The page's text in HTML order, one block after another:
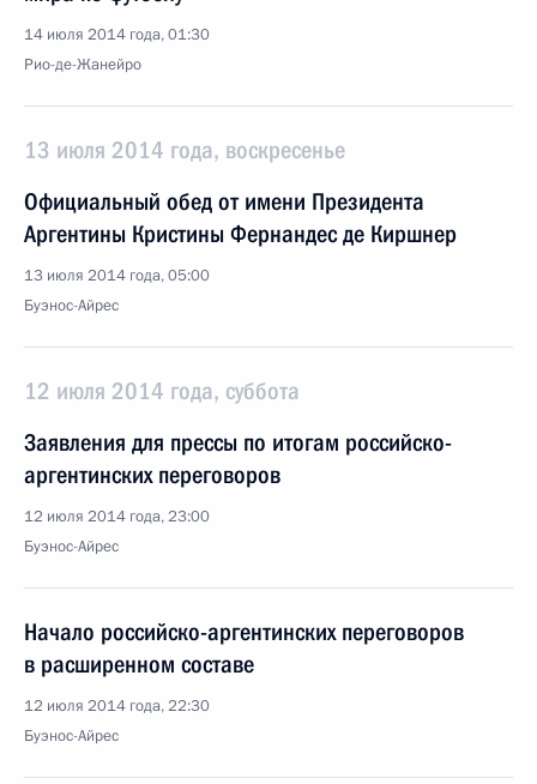
14 июля 2014 года, 01:30
Рио-де-Жанейро
13 июля 2014 года, воскресенье
Официальный обед от имени Президента
Аргентины Кристины Фернандес де Киршнер
13 июля 2014 года, 05:00
Буэнос-Айрес
12 июля 2014 года, суббота
Заявления для прессы по итогам российско-
аргентинских переговоров
12 июля 2014 года, 23:00
Буэнос-Айрес
Начало российско-аргентинских переговоров
в расширенном составе
12 июля 2014 года, 22:30
Буэнос-Айрес